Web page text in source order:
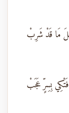
مَا قَدْ شَرِبْ
بِسِرٍّ عَجَبْ